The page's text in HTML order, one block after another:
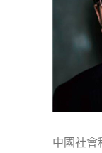
中國社會